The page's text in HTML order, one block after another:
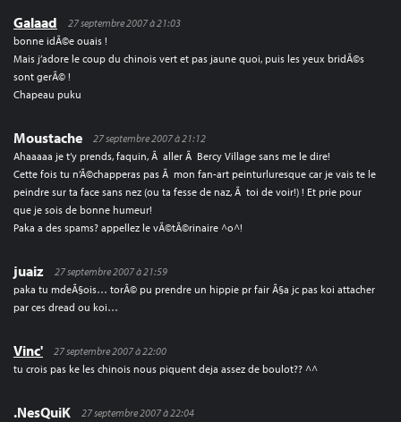
Galaad
27 septembre 2007 à 21:03
bonne idÃ©e ouais !
Mais j’adore le coup du chinois vert et pas jaune quoi, puis les yeux bridÃ©s
sont gerÃ© !
Chapeau puku
Moustache
27 septembre 2007 à 21:12
Ahaaaaa je t’y prends, faquin, Ã aller Ã Bercy Village sans me le dire!
Cette fois tu n’Ã©chapperas pas Ã mon fan-art peinturluresque car je vais te le
peindre sur ta face sans nez (ou ta fesse de naz, Ã toi de voir!) ! Et prie pour
que je sois de bonne humeur!
Paka a des spams? appellez le vÃ©tÃ©rinaire ^o^!
juaiz
27 septembre 2007 à 21:59
paka tu mdeÃ§ois… torÃ© pu prendre un hippie pr fair Ã§a jc pas koi attacher
par ces dread ou koi…
Vinc'
27 septembre 2007 à 22:00
tu crois pas ke les chinois nous piquent deja assez de boulot?? ^^
.NesQuiK
27 septembre 2007 à 22:04